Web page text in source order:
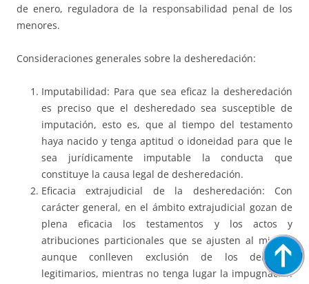
de enero, reguladora de la responsabilidad penal de los
menores.
Consideraciones generales sobre la desheredación:
Imputabilidad: Para que sea eficaz la desheredación
es preciso que el desheredado sea susceptible de
imputación, esto es, que al tiempo del testamento
haya nacido y tenga aptitud o idoneidad para que le
sea jurídicamente imputable la conducta que
constituye la causa legal de desheredación.
Eficacia extrajudicial de la desheredación: Con
carácter general, en el ámbito extrajudicial gozan de
plena eficacia los testamentos y los actos y
atribuciones particionales que se ajusten al mismo,
aunque conlleven exclusión de los derechos
legitimarios, mientras no tenga lugar la impugnación